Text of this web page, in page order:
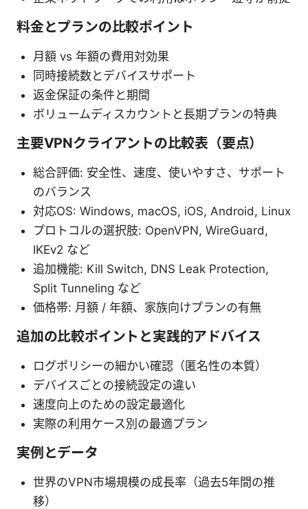
料金とプランの比較ポイント
月額 vs 年額の費用対効果
同時接続数とデバイスサポート
返金保証の条件と期間
ボリュームディスカウントと長期プランの特典
主要VPNクライアントの比較表（要点）
総合評価: 安全性、速度、使いやすさ、サポート
のバランス
対応OS: Windows, macOS, iOS, Android, Linux
プロトコルの選択肢: OpenVPN, WireGuard,
IKEv2 など
追加機能: Kill Switch, DNS Leak Protection,
Split Tunneling など
価格帯: 月額 / 年額、家族向けプランの有無
追加の比較ポイントと実践的アドバイス
ログポリシーの細かい確認（匿名性の本質）
デバイスごとの接続設定の違い
速度向上のための設定最適化
実際の利用ケース別の最適プラン
実例とデータ
世界のVPN市場規模の成長率（過去5年間の推
移）